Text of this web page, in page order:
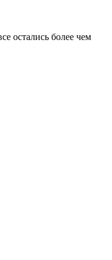
остались более чем